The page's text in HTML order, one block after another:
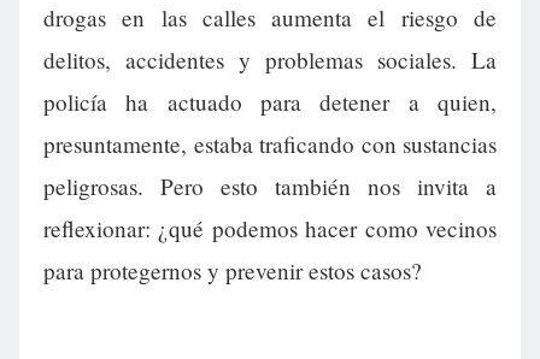
drogas en las calles aumenta el riesgo de
delitos, accidentes y problemas sociales. La
policía ha actuado para detener a quien,
presuntamente, estaba traficando con sustancias
peligrosas. Pero esto también nos invita a
reflexionar: ¿qué podemos hacer como vecinos
para protegernos y prevenir estos casos?